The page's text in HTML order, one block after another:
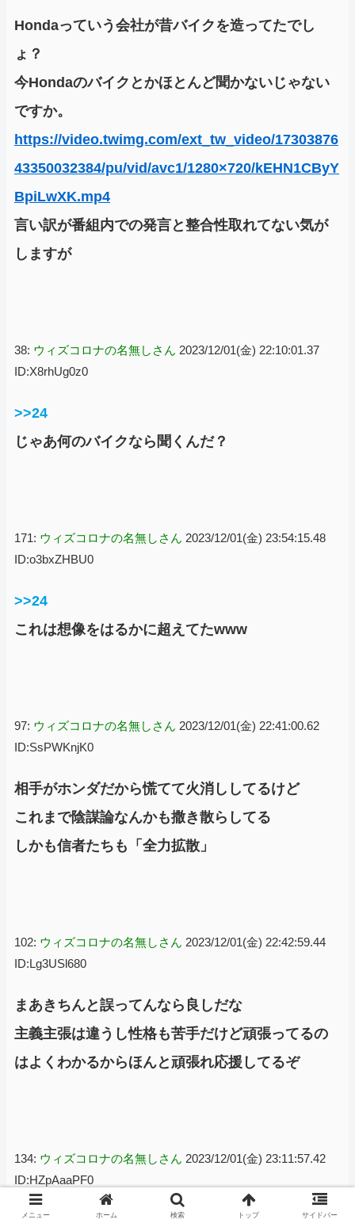
Hondaっていう会社が昔バイクを造ってたでし
ょ？
今Hondaのバイクとかほとんど聞かないじゃない
ですか。
https://video.twimg.com/ext_tw_video/17303876
43350032384/pu/vid/avc1/1280×720/kEHN1CByY
BpiLwXK.mp4
言い訳が番組内での発言と整合性取れてない気が
しますが
38: ウィズコロナの名無しさん 2023/12/01(金) 22:10:01.37
ID:X8rhUg0z0
>>24
じゃあ何のバイクなら聞くんだ？
171: ウィズコロナの名無しさん 2023/12/01(金) 23:54:15.48
ID:o3bxZHBU0
>>24
これは想像をはるかに超えてたwww
97: ウィズコロナの名無しさん 2023/12/01(金) 22:41:00.62
ID:SsPWKnjK0
相手がホンダだから慌てて火消ししてるけど
これまで陰謀論なんかも撒き散らしてる
しかも信者たちも「全力拡散」
102: ウィズコロナの名無しさん 2023/12/01(金) 22:42:59.44
ID:Lg3USl680
まあきちんと誤ってんなら良しだな
主義主張は違うし性格も苦手だけど頑張ってるの
はよくわかるからほんと頑張れ応援してるぞ
134: ウィズコロナの名無しさん 2023/12/01(金) 23:11:57.42
ID:HZpAaaPF0
メニュー ホーム 検索 トップ サイドバー